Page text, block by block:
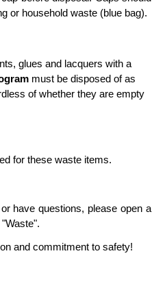
or household waste (blue bag).
glues and lacquers with a
must be disposed of as
of whether they are empty
for these waste items.
have questions, please open a
and commitment to safety!